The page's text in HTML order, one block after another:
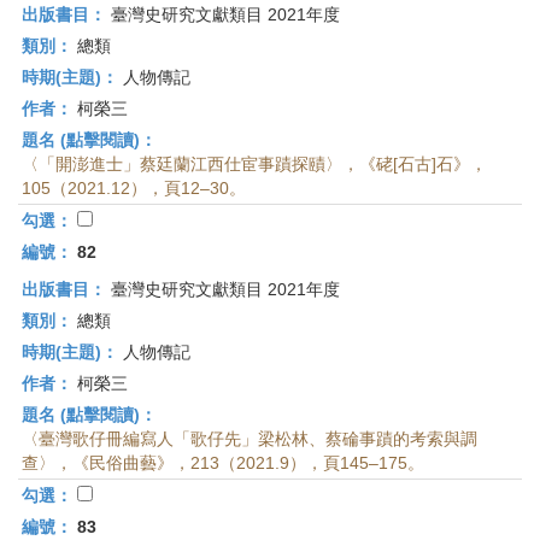
出版書目： 臺灣史研究文獻類目 2021年度
類別： 總類
時期(主題)：
人物傳記
作者： 柯榮三
題名 (點擊閱讀)：
〈「開澎進士」蔡廷蘭江西仕宦事蹟探賾〉，《硓[石古]石》，
105（2021.12），頁12–30。
勾選：
編號： 82
出版書目： 臺灣史研究文獻類目 2021年度
類別： 總類
時期(主題)：
人物傳記
作者： 柯榮三
題名 (點擊閱讀)：
〈臺灣歌仔冊編寫人「歌仔先」梁松林、蔡碖事蹟的考索與調
查〉，《民俗曲藝》，213（2021.9），頁145–175。
勾選：
編號： 83